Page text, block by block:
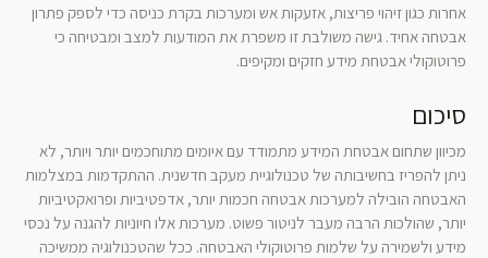
אחרות כגון זיהוי פריצות, אזעקות אש ומערכות בקרת כניסה כדי לספק פתרון
אבטחה אחיד. גישה משולבת זו משפרת את המודעות למצב ומבטיחה כי
פרוטוקולי אבטחת מידע חזקים ומקיפים.
סיכום
מכיוון שתחום אבטחת המידע מתמודד עם איומים מתוחכמים יותר ויותר, לא
ניתן להפריז בחשיבותה של טכנולוגיית מעקב חדשנית. ההתקדמות במצלמות
האבטחה הובילה למערכות אבטחה חכמות יותר, אדפטיביות ופרואקטיביות
יותר, שהולכות הרבה מעבר לניטור פשוט. מערכות אלו חיוניות להגנה על נכסי
מידע ולשמירה על שלמות פרוטוקולי האבטחה. ככל שהטכנולוגיה ממשיכה